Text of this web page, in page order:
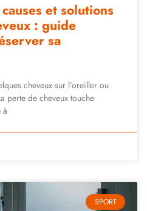
et solutions
: guide
sa
cheveux sur l’oreiller ou
perte de cheveux touche
à
SPORT